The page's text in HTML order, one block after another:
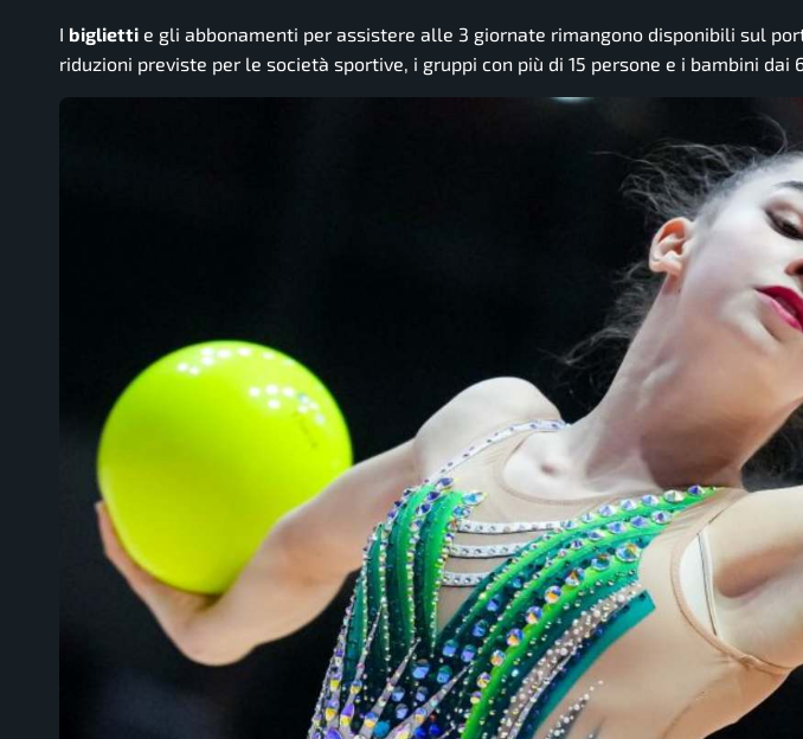
I biglietti e gli abbonamenti per assistere alle 3 giornate rimangono disponibili sul
riduzioni previste per le società sportive, i gruppi con più di 15 persone e i bambini dai 6